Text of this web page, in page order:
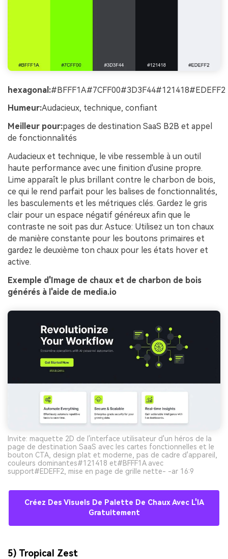
hexagonal:#BFFF1A#7CFF00#3D3F44#121418#EDEFF2
Humeur:Audacieux, technique, confiant
Meilleur pour:pages de destination SaaS B2B et appel
de fonctionnalités
Audacieux et technique, le vibe ressemble à un outil
haute performance avec une finition d'usine propre.
Lime apparaît le plus brillant contre le charbon de bois,
ce qui le rend parfait pour les balises de fonctionnalités,
les basculements et les métriques clés. Gardez le gris
clair pour un espace négatif généreux afin que le
contraste ne soit pas dur. Astuce: Utilisez un ton chaux
de manière constante pour les boutons primaires et
gardez le deuxième ton chaux pour les états hover et
active.
Exemple d'Image de chaux et de charbon de bois
générés à l'aide de media.io
Invite: maquette 2D de l'interface utilisateur d'un héros de la
page de destination SaaS avec les cartes fonctionnelles et le
bouton CTA, design plat et moderne, pas de cadre d'appareil,
couleurs dominantes#121418 et#BFFF1A avec
support#EDEFF2, mise en page de grille nette- -ar 16:9
Créez Des Visuels De Palette De Chaux Avec L'IA
Gratuitement
5) Tropical Zest